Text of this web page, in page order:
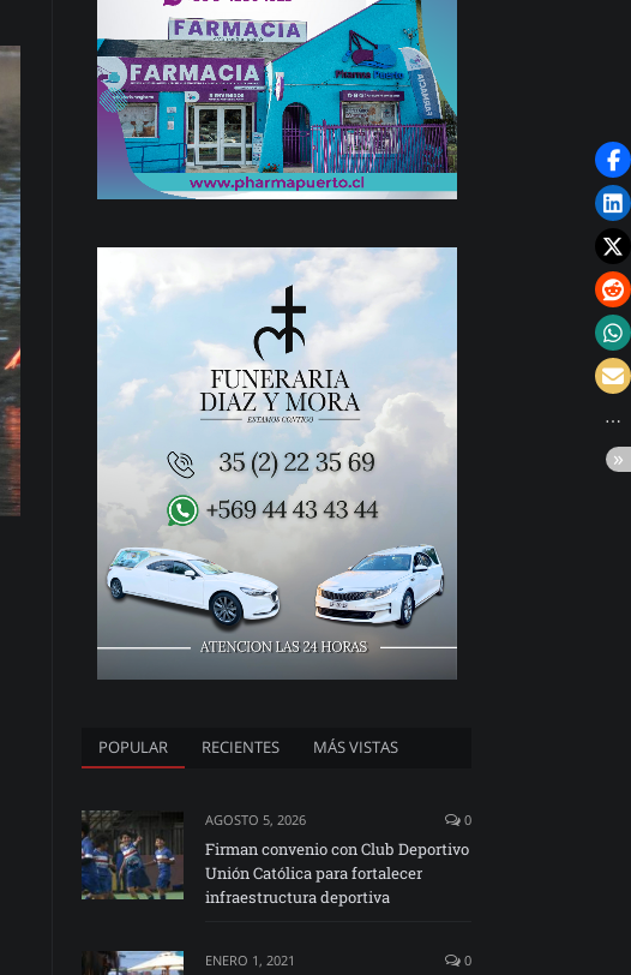
POPULAR RECIENTES MÁS VISTAS
AGOSTO 5, 2026 0
Firman convenio con Club Deportivo
Unión Católica para fortalecer
infraestructura deportiva
ENERO 1, 2021 0